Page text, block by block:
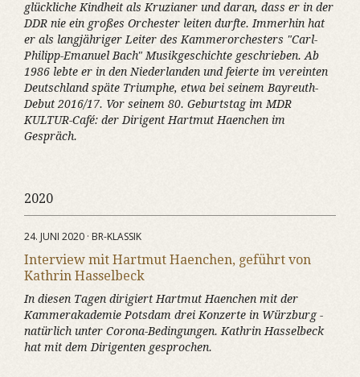
glückliche Kindheit als Kruzianer und daran, dass er in der
DDR nie ein großes Orchester leiten durfte. Immerhin hat
er als langjähriger Leiter des Kammerorchesters "Carl-
Philipp-Emanuel Bach" Musikgeschichte geschrieben. Ab
1986 lebte er in den Niederlanden und feierte im vereinten
Deutschland späte Triumphe, etwa bei seinem Bayreuth-
Debut 2016/17. Vor seinem 80. Geburtstag im MDR
KULTUR-Café: der Dirigent Hartmut Haenchen im
Gespräch.
2020
24. JUNI 2020 · BR-KLASSIK
Interview mit Hartmut Haenchen, geführt von
Kathrin Hasselbeck
In diesen Tagen dirigiert Hartmut Haenchen mit der
Kammerakademie Potsdam drei Konzerte in Würzburg -
natürlich unter Corona-Bedingungen. Kathrin Hasselbeck
hat mit dem Dirigenten gesprochen.